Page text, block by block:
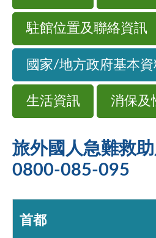
駐館位置及聯絡資訊
國家/地方政府基本資
生活資訊 消保及
旅外國人急難救
0800-085-095
首都